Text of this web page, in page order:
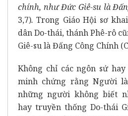
chính, như Đức Giê-su là
3,7). Trong Giáo Hội sơ
dân Do-thái, thánh Phê-rô
Giê-su là Đấng Công Chính
Không chỉ các ngôn sứ
minh chứng rằng Người
những người không biết
hay truyền thống Do-thái